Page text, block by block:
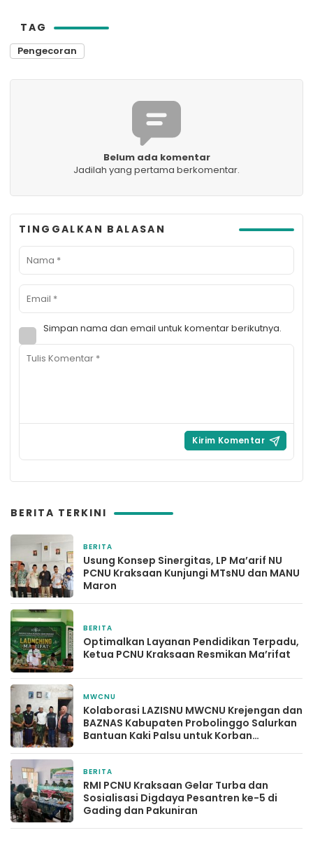
TAG
Pengecoran
Belum ada komentar
Jadilah yang pertama berkomentar.
TINGGALKAN BALASAN
Simpan nama dan email untuk komentar berikutnya.
BERITA TERKINI
BERITA
Usung Konsep Sinergitas, LP Ma’arif NU
PCNU Kraksaan Kunjungi MTsNU dan MANU
Maron
BERITA
Optimalkan Layanan Pendidikan Terpadu,
Ketua PCNU Kraksaan Resmikan Ma’rifat
MWCNU
Kolaborasi LAZISNU MWCNU Krejengan dan
BAZNAS Kabupaten Probolinggo Salurkan
Bantuan Kaki Palsu untuk Korban
BERITA
RMI PCNU Kraksaan Gelar Turba dan
Sosialisasi Digdaya Pesantren ke-5 di
Gading dan Pakuniran